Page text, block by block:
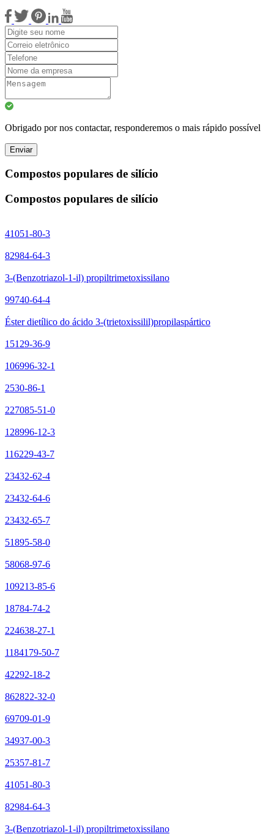
Obrigado por nos contactar, responderemos o mais rápido possível
Enviar
Compostos populares de silício
Compostos populares de silício
41051-80-3
82984-64-3
3-(Benzotriazol-1-il) propiltrimetoxissilano
99740-64-4
Éster dietílico do ácido 3-(trietoxissilil)propilaspártico
15129-36-9
106996-32-1
2530-86-1
227085-51-0
128996-12-3
116229-43-7
23432-62-4
23432-64-6
23432-65-7
51895-58-0
58068-97-6
109213-85-6
18784-74-2
224638-27-1
1184179-50-7
42292-18-2
862822-32-0
69709-01-9
34937-00-3
25357-81-7
41051-80-3
82984-64-3
3-(Benzotriazol-1-il) propiltrimetoxissilano